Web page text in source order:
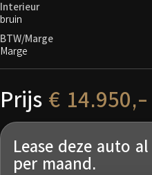
Interieur
bruin
BTW/Marge
Marge
Prijs € 14.950,-
Lease deze auto
per maand.